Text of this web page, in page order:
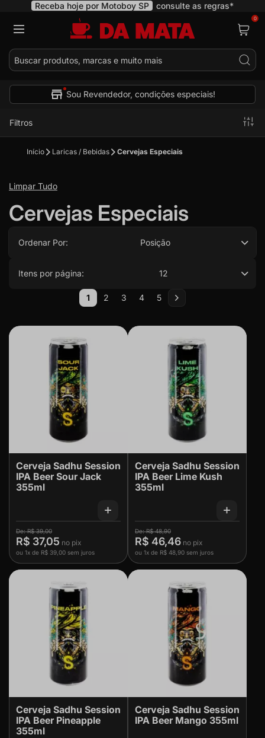
Receba hoje por Motoboy SP consulte as regras*
0
Sou Revendedor, condições especiais!
Cervejas Especiais
Ordenar Por: Posição
Itens por página: 12
Página
Você esta lendo a pagina
1 Página
2 Página
3 Página
4 Página
5 Página
Próximo
Cerveja Sadhu Session
IPA Beer Sour Jack
355ml
R$ 39,00
R$ 37,05
ou 1x de R$ 39,00 sem juros
Cerveja Sadhu Session
IPA Beer Lime Kush
355ml
R$ 48,90
R$ 46,46
ou 1x de R$ 48,90 sem juros
Cerveja Sadhu Session
IPA Beer Pineapple
355ml
Cerveja Sadhu Session
IPA Beer Mango 355ml
Início Laricas / Bebidas Cervejas Especiais
Limpar Tudo
Filtros